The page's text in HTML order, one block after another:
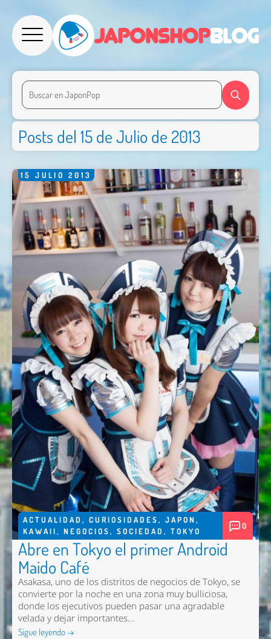
Posts del 15 de Julio de 2013
15 JULIO 2013
ACTUALIDAD , CURIOSIDADES, JAPON ,
KAWAII, NEGOCIOS, SOCIEDAD , TOKYO
0
Abre en Tokyo el primer Android
Maido Café
Asakasa, uno de los distritos de negocios de Tokyo, se
convierte por la noche en una zona muy bulliciosa,
donde los ejecutivos pueden pasar una agradable
velada y dejar importantes...
Sigue leyendo →